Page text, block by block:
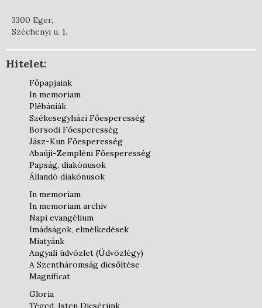
3300 Eger,
Széchenyi u. 1.
Hitelet:
Főpapjaink
In memoriam
Plébániák
Székesegyházi Főesperesség
Borsodi Főesperesség
Jász-Kun Főesperesség
Abaúji-Zempléni Főesperesség
Papság, diakónusok
Állandó diakónusok
In memoriam
In memoriam archív
Napi evangélium
Imádságok, elmélkedések
Miatyánk
Angyali üdvözlet (Üdvözlégy)
A Szentháromság dicsőítése
Magnificat
Gloria
Téged, Isten Dicsérünk